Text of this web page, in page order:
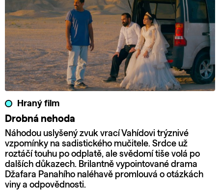
Hraný film
Drobná nehoda
Náhodou uslyšený zvuk vrací Vahídovi trýznivé
vzpomínky na sadistického mučitele. Srdce už
roztáčí touhu po odplatě, ale svědomí tiše volá po
dalších důkazech. Brilantně vypointované drama
Džafara Panahího naléhavě promlouvá o otázkách
viny a odpovědnosti.